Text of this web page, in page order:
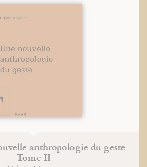
anthropologie du geste
Tome II